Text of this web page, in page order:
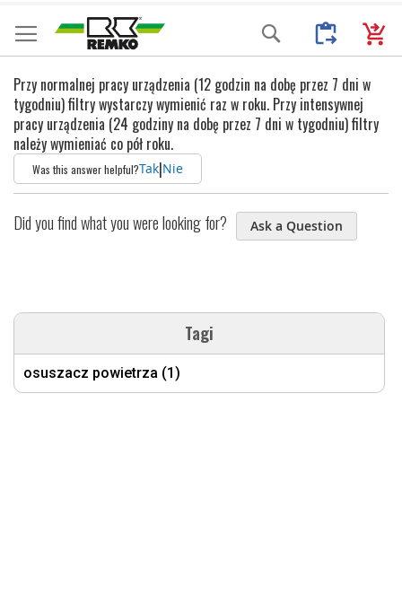
Przejdź
do
treści
Mój
Moje
Search
Przy normalnej pracy urządzenia (12 godzin na dobę przez 7 dni w
tygodniu) filtry wystarczy wymienić raz w roku. Przy intensywnej
pracy urządzenia (24 godziny na dobę przez 7 dni w tygodniu) filtry
należy wymieniać co pół roku.
Was this answer helpful?Tak|Nie
Did you find what you were looking for? Ask a Question
Tagi
osuszacz powietrza (1)